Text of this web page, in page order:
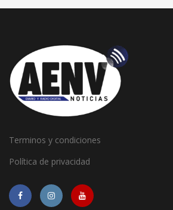
Terminos y condiciones
Política de privacidad